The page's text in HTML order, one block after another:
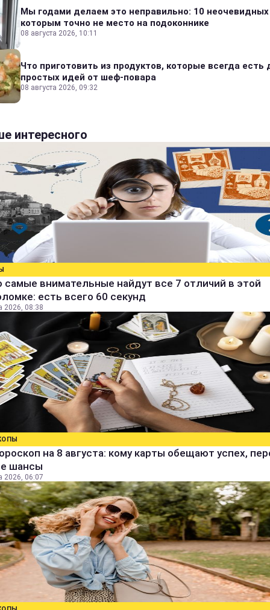
Мы годами делаем это неправильно: 10
которым точно не место на подоконнике
08 августа 2026, 10:11
Что приготовить из продуктов, которые всегда есть
простых идей от шеф-повара
08 августа 2026, 09:32
интересного
самые внимательные найдут все 7 отличий в этой
есть всего 60 секунд
2026, 08:38
на 8 августа: кому карты обещают успех,
шансы
2026, 06:07